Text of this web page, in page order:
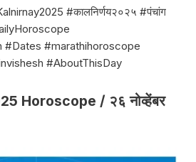
#कालनिर्णय२०२५ #पंचांग
#marathihoroscope
#AboutThisDay
Horoscope / २६ नोव्हेंबर